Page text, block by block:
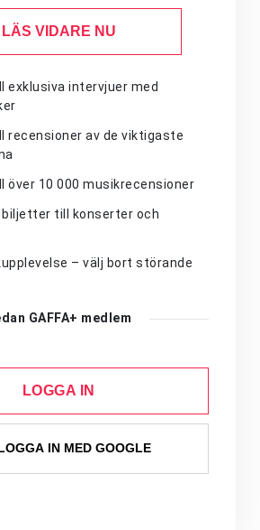
LÄS VIDARE NU
exklusiva intervjuer med
recensioner av de viktigaste
över 10 000 musikrecensioner
biljetter till konserter och
– välj bort störande
GAFFA+ medlem
LOGGA IN
IN MED GOOGLE